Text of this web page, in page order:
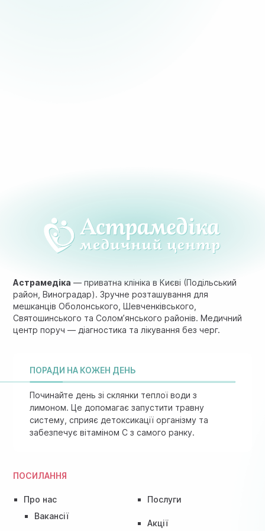
ПОСИЛАННЯ
Про нас
Вакансії
Послуги
Акції
Астрамедіка — приватна клініка в Києві (Подільський
район, Виноградар). Зручне розташування для
мешканців Оболонського, Шевченківського,
Святошинського та Солом’янського районів. Медичний
центр поруч — діагностика та лікування без черг.
ПОРАДИ НА КОЖЕН ДЕНЬ
Починайте день зі склянки теплої води з
лимоном. Це допомагає запустити травну
систему, сприяє детоксикації організму та
забезпечує вітаміном C з самого ранку.